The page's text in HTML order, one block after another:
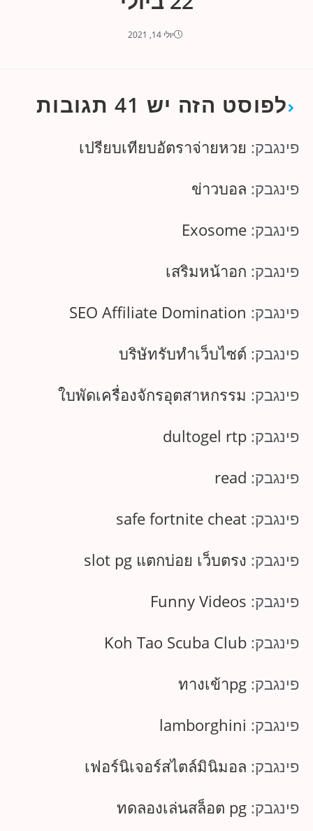
יולי 14, 2021
לפוסט הזה יש 41 תגובות
פינגבק: เปรียบเทียบอัตราจ่ายหวย
פינגבק: ข่าวบอล
פינגבק: Exosome
פינגבק: เสริมหน้าอก
פינגבק: SEO Affiliate Domination
פינגבק: บริษัทรับทำเว็บไซต์
פינגבק: ใบพัดเครื่องจักรอุตสาหกรรม
פינגבק: dultogel rtp
פינגבק: read
פינגבק: safe fortnite cheat
פינגבק: slot pg แตกบ่อย เว็บตรง
פינגבק: Funny Videos
פינגבק: Koh Tao Scuba Club
פינגבק: ทางเข้าpg
פינגבק: lamborghini
פינגבק: เฟอร์นิเจอร์สไตล์มินิมอล
פינגבק: ทดลองเล่นสล็อต pg